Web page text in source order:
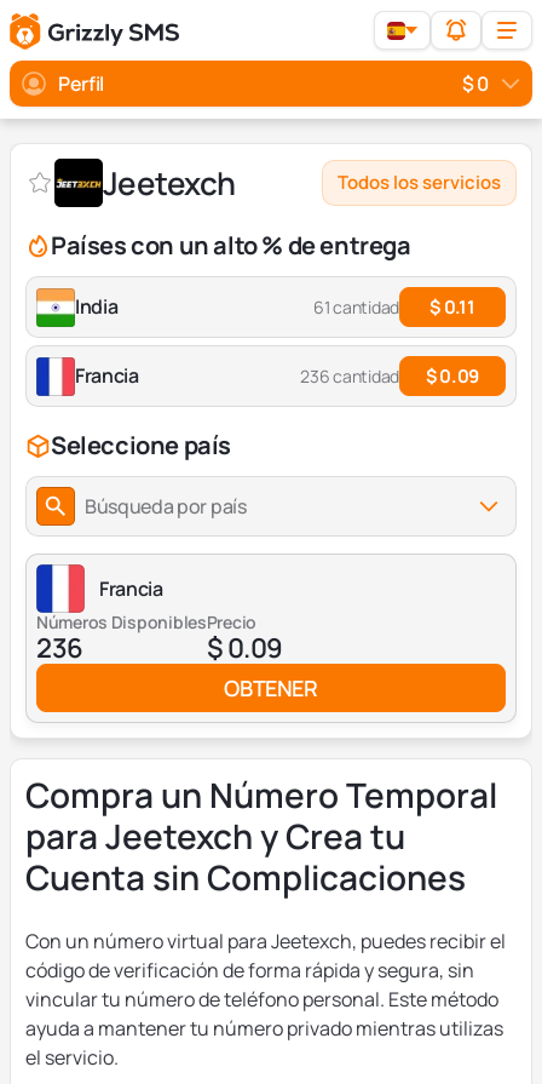
Perfil $ 0
Jeetexch Todos los servicios
Países con un alto % de entrega
India 61 cantidad $ 0.11
Francia 236 cantidad $ 0.09
Seleccione país
Búsqueda por país
Francia
Números Disponibles
236
Precio
$ 0.09
OBTENER
Compra un Número Temporal
para Jeetexch y Crea tu
Cuenta sin Complicaciones
Con un número virtual para Jeetexch, puedes recibir el
código de verificación de forma rápida y segura, sin
vincular tu número de teléfono personal. Este método
ayuda a mantener tu número privado mientras utilizas
el servicio.